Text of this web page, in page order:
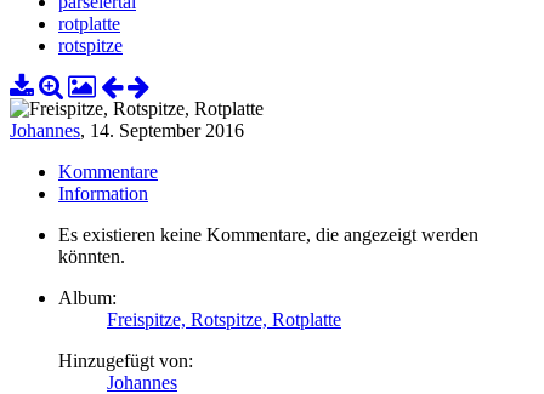
rotplatte
rotspitze
Johannes, 14. September 2016
Kommentare
Information
Es existieren keine Kommentare, die angezeigt werden
könnten.
Album:
Freispitze, Rotspitze, Rotplatte
Hinzugefügt von:
Johannes